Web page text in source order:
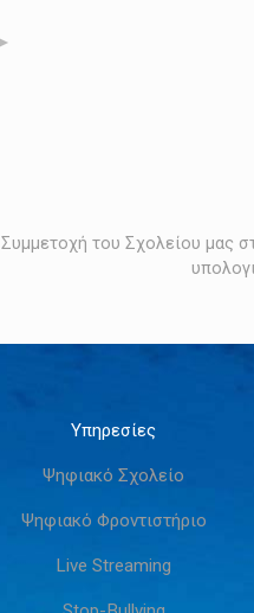
►
Συμμετοχή του Σχολείου μας
Υπηρεσίες
Ψηφιακό Σχολείο
Ψηφιακό Φροντιστήριο
Live Streaming